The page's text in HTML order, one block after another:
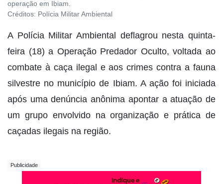
operação em Ibiam.
Créditos: Polícia Militar Ambiental
A Polícia Militar Ambiental deflagrou nesta quinta-
feira (18) a Operação Predador Oculto, voltada ao
combate à caça ilegal e aos crimes contra a fauna
silvestre no município de Ibiam. A ação foi iniciada
após uma denúncia anônima apontar a atuação de
um grupo envolvido na organização e prática de
caçadas ilegais na região.